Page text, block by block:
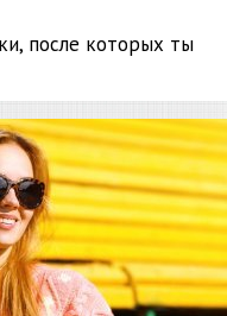
после которых ты